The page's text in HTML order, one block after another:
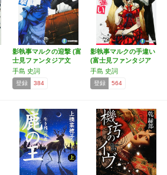
影執事マルクの迎撃 (富
士見ファンタジア文
庫…
手島 史詞
登録 384
影執事マルクの手違い
(富士見ファンタジア
文…
手島 史詞
登録 564